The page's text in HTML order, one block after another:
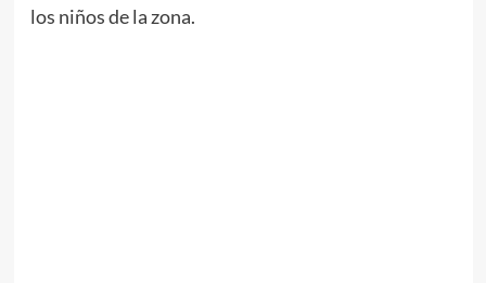
los niños de la zona.